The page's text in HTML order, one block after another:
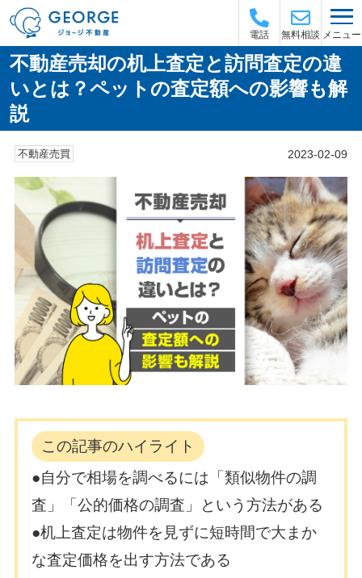
電話 無料相談 メニュー
不動産売却の机上査定と訪問査定の違
いとは？ペットの査定額への影響も解
説
不動産売買 2023-02-09
この記事のハイライト
●自分で相場を調べるには「類似物件の調
査」「公的価格の調査」という方法がある
●机上査定は物件を見ずに短時間で大まか
な査定価格を出す方法である